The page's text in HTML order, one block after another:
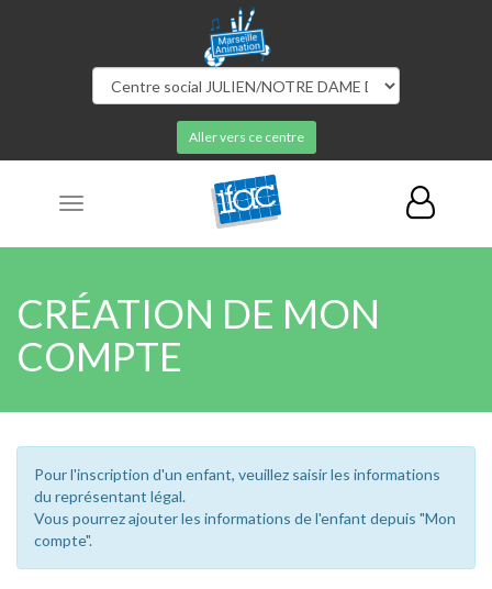
Aller vers ce centre
Toggle
CRÉATION DE MON
COMPTE
Pour l'inscription d'un enfant, veuillez saisir les informations
du représentant légal.
Vous pourrez ajouter les informations de l'enfant depuis "Mon
compte".